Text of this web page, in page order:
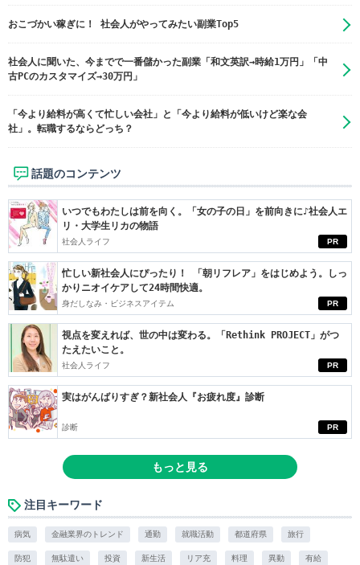
おこづかい稼ぎに！ 社会人がやってみたい副業Top5
社会人に聞いた、今までで一番儲かった副業「和文英訳→時給1万円」「中
古PCのカスタマイズ→30万円」
「今より給料が高くて忙しい会社」と「今より給料が低いけど楽な会
社」。転職するならどっち？
話題のコンテンツ
PR
いつでもわたしは前を向く。「女の子の日」を前向きに♪社会人エ
リ・大学生リカの物語
社会人ライフ
PR
忙しい新社会人にぴったり！ 「朝リフレア」をはじめよう。しっ
かりニオイケアして24時間快適。
身だしなみ・ビジネスアイテム
PR
視点を変えれば、世の中は変わる。「Rethink PROJECT」がつ
たえたいこと。
社会人ライフ
PR
実はがんばりすぎ？新社会人『お疲れ度』診断
診断
もっと見る
注目キーワード
病気 金融業界のトレンド 通勤 就職活動 都道府県 旅行
防犯 無駄遣い 投資 新生活 リア充 料理 異動 有給